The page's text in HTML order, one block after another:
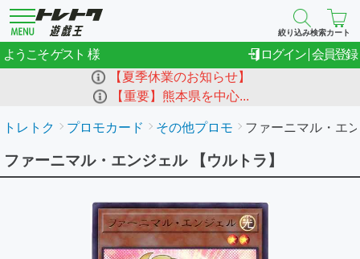
絞り込み検索カート
ようこそゲスト ログイン 会員登録
【夏季休業のお知らせ】
【重要】熊本県を中心...
トレトク プロモカード その他プロモ ファーニマル・エ
ファーニマル・エンジェル 【ウルトラ】